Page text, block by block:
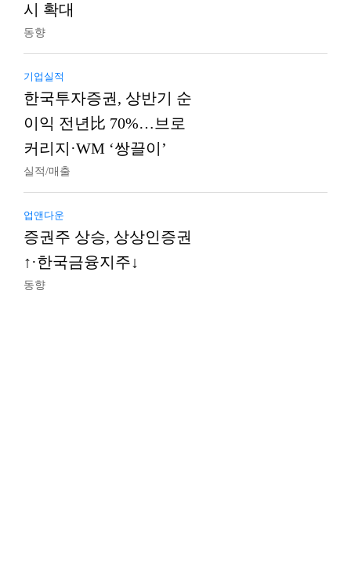
시 확대
동향
기업실적
한국투자증권, 상반기 순
이익 전년比 70%…브로
커리지·WM ‘쌍끌이’
실적/매출
업앤다운
증권주 상승, 상상인증권
↑·한국금융지주↓
동향